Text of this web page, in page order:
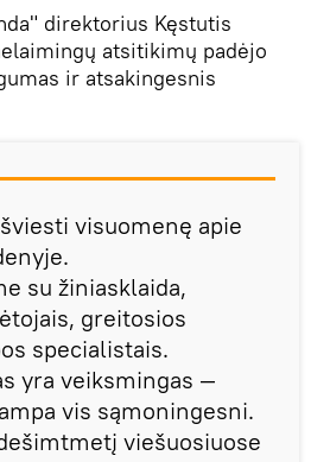
direktorius Kęstutis
atsitikimų padėjo
ir atsakingesnis
visuomenę apie
su žiniasklaida,
greitosios
specialistais.
yra veiksmingas —
vis sąmoningesni.
viešuosiuose